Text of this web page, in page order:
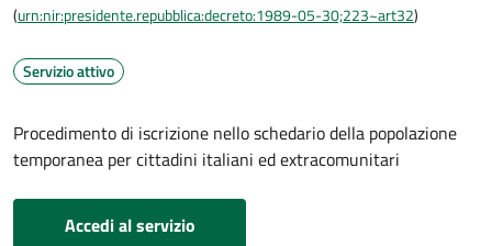
(urn:nir:presidente.repubblica:decreto:1989-05-30;223~art32)
Servizio attivo
Procedimento di iscrizione nello schedario della popolazione
temporanea per cittadini italiani ed extracomunitari
Accedi al servizio